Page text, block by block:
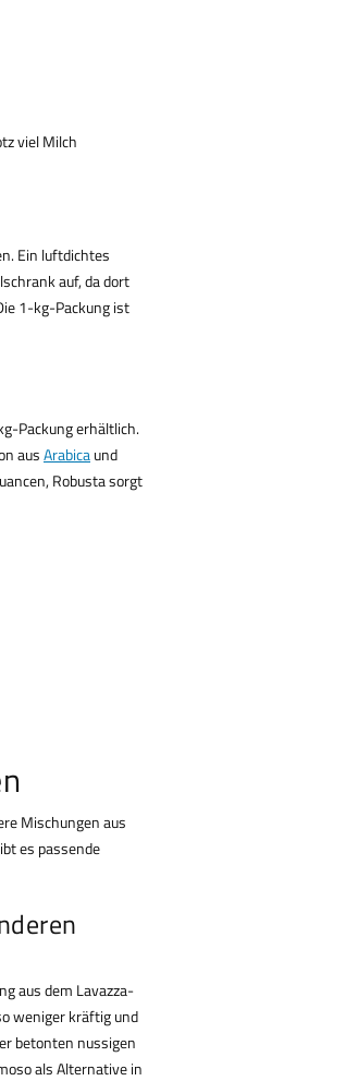
viel Milch
Ein luftdichtes
auf, da dort
1-kg-Packung ist
Packung erhältlich.
ausArabicaund
Robusta sorgt
Mischungen aus
es passende
aus dem Lavazza-
weniger kräftig und
betonten nussigen
als Alternative in